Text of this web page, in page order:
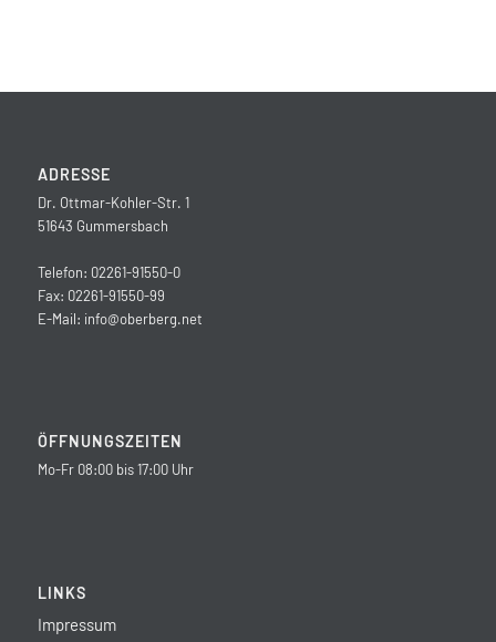
ADRESSE
Dr. Ottmar-Kohler-Str. 1
51643 Gummersbach
Telefon: 02261-91550-0
Fax: 02261-91550-99
E-Mail: info@oberberg.net
ÖFFNUNGSZEITEN
Mo-Fr 08:00 bis 17:00 Uhr
LINKS
Impressum